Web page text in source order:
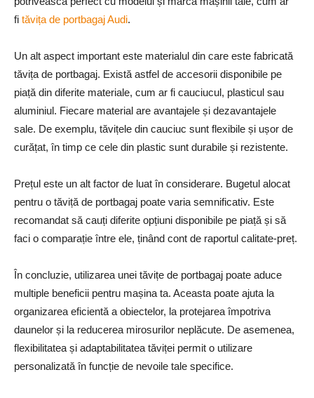
fi tăvița de portbagaj Audi.
Un alt aspect important este materialul din care este fabricată
tăvița de portbagaj. Există astfel de accesorii disponibile pe
piață din diferite materiale, cum ar fi cauciucul, plasticul sau
aluminiul. Fiecare material are avantajele și dezavantajele
sale. De exemplu, tăvițele din cauciuc sunt flexibile și ușor de
curățat, în timp ce cele din plastic sunt durabile și rezistente.
Prețul este un alt factor de luat în considerare. Bugetul alocat
pentru o tăviță de portbagaj poate varia semnificativ. Este
recomandat să cauți diferite opțiuni disponibile pe piață și să
faci o comparație între ele, ținând cont de raportul calitate-preț.
În concluzie, utilizarea unei tăvițe de portbagaj poate aduce
multiple beneficii pentru mașina ta. Aceasta poate ajuta la
organizarea eficientă a obiectelor, la protejarea împotriva
daunelor și la reducerea mirosurilor neplăcute. De asemenea,
flexibilitatea și adaptabilitatea tăviței permit o utilizare
personalizată în funcție de nevoile tale specifice.